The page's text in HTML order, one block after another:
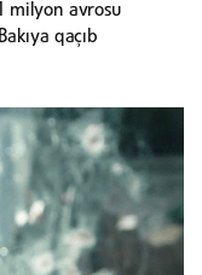
milyon avrosu
qaçıb